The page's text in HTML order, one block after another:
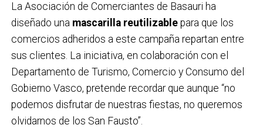
Solobarria para las cuadrillas.
17:30 XV Campeonato intercuadrillas de lanzamiento
de Abarka en la carpa.
18:00 Espectáculo infantil a cargo de Partyman
Skywalker en la plaza San Isidro .
18:30 VII Campeonato de pelota rápida en los
frontones de Soloarte.
18:30 Pasacalles con Triki Bidebieta.
La Asociación de Comerciantes de Basauri ha
diseñado una mascarilla reutilizablepara que los
comercios adheridos a este campaña repartan entre
sus clientes. La iniciativa, en colaboración con el
Departamento de Turismo, Comercio y Consumo del
Gobierno Vasco, pretende recordar que aunque “no
podemos disfrutar de nuestras fiestas, no queremos
olvidarnos de los San Fausto”.